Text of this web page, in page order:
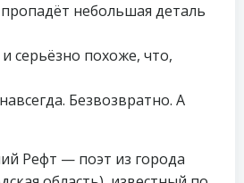
небольшая деталь
серьёзно похоже, что,
Безвозвратно. А
Рефт — поэт из города